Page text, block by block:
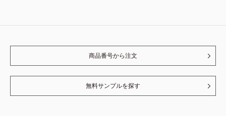
商品番号から注文
無料サンプルを探す